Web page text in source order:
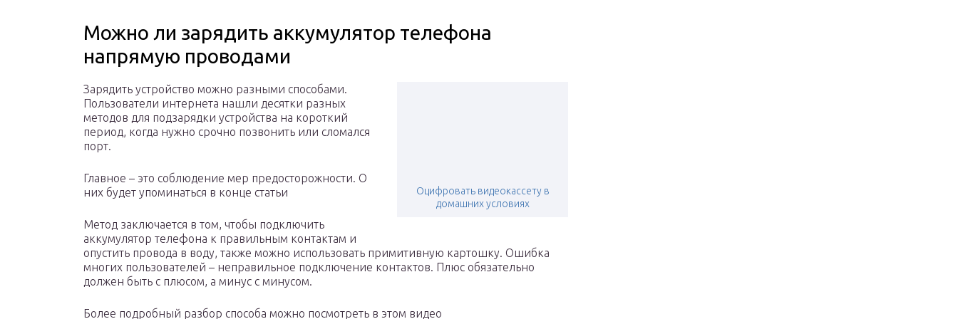
Можно ли зарядить аккумулятор телефона
напрямую проводами
Оцифровать видеокассету в
домашних условиях
Зарядить устройство можно разными способами.
Пользователи интернета нашли десятки разных
методов для подзарядки устройства на короткий
период, когда нужно срочно позвонить или сломался
порт.
Главное – это соблюдение мер предосторожности. О
них будет упоминаться в конце статьи
Метод заключается в том, чтобы подключить
аккумулятор телефона к правильным контактам и
опустить провода в воду, также можно использовать примитивную картошку. Ошибка
многих пользователей – неправильное подключение контактов. Плюс обязательно
должен быть с плюсом, а минус с минусом.
Более подробный разбор способа можно посмотреть в этом видео